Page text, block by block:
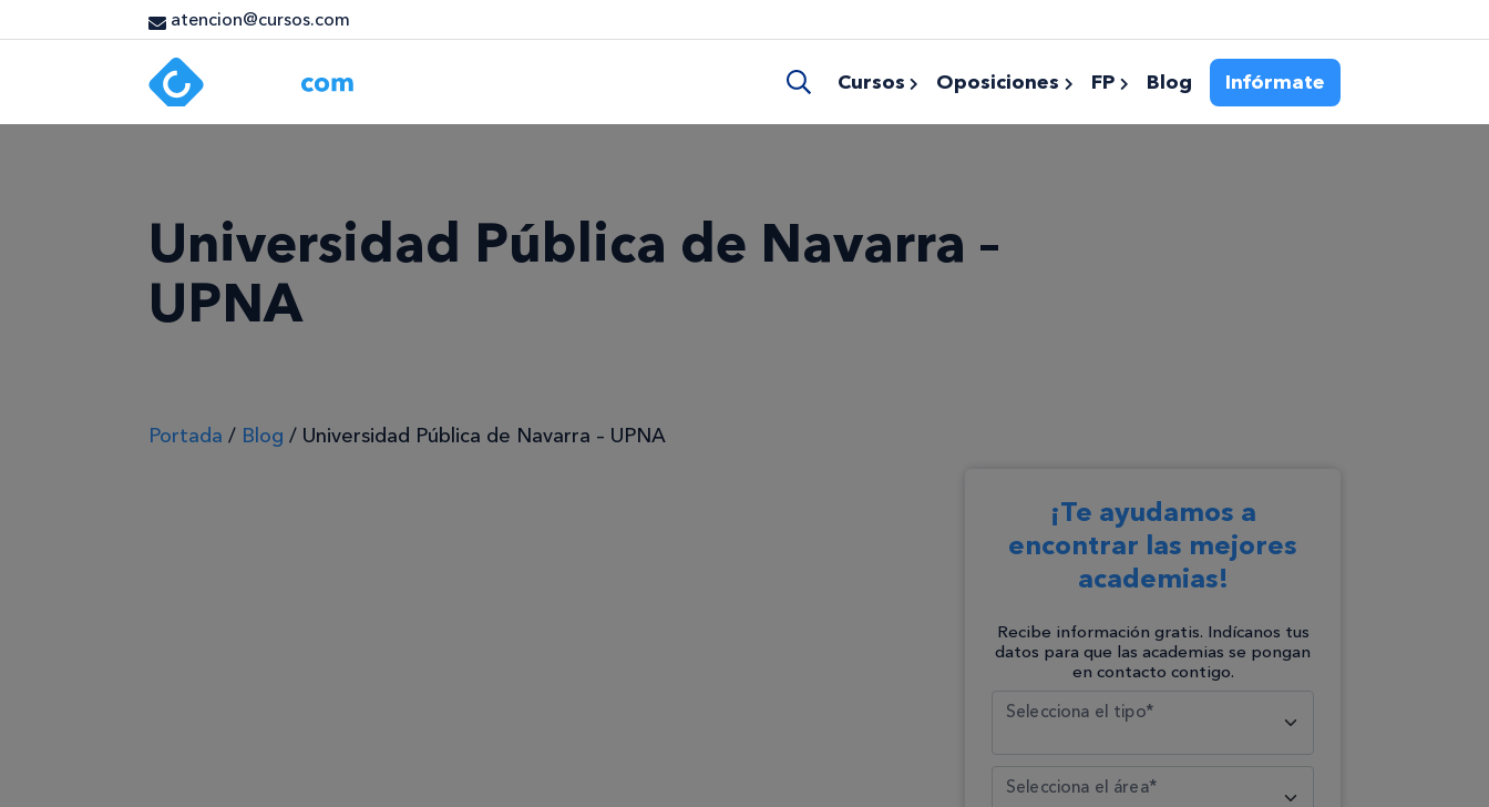
atencion@cursos.com
Cursos Oposiciones FP Blog Infórmate
Universidad Pública de Navarra –
UPNA
Portada / Blog / Universidad Pública de Navarra – UPNA
¡Te ayudamos a
encontrar las mejores
academias!
Recibe información gratis. Indícanos tus
datos para que las academias se pongan
en contacto contigo.
Selecciona el tipo*
Selecciona el área*